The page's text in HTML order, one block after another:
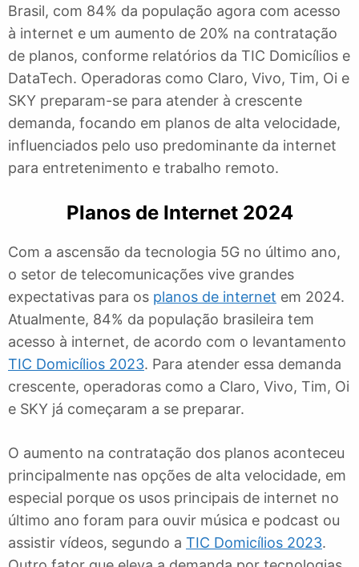
Brasil, com 84% da população agora com acesso
à internet e um aumento de 20% na contratação
de planos, conforme relatórios da TIC Domicílios e
DataTech. Operadoras como Claro, Vivo, Tim, Oi e
SKY preparam-se para atender à crescente
demanda, focando em planos de alta velocidade,
influenciados pelo uso predominante da internet
para entretenimento e trabalho remoto.
Planos de Internet2024
Com a ascensão da tecnologia 5G no último ano,
o setor de telecomunicações vive grandes
expectativas para os planos de internet em 2024.
Atualmente, 84% da população brasileira tem
acesso à internet, de acordo com o levantamento
TIC Domicílios 2023. Para atender essa demanda
crescente, operadoras como a Claro, Vivo, Tim, Oi
e SKY já começaram a se preparar.
O aumento na contratação dos planos aconteceu
principalmente nas opções de alta velocidade, em
especial porque os usos principais de internet no
último ano foram para ouvir música e podcast ou
assistir vídeos, segundo a TIC Domicílios 2023.